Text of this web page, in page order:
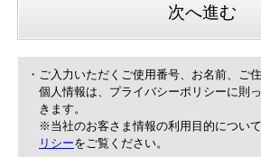
次へ進む
・ご入力いただくご使用番号、お名前、ご
個人情報は、プライバシーポリシーに則
きます。
※当社のお客さま情報の利用目的について
リシーをご覧ください。